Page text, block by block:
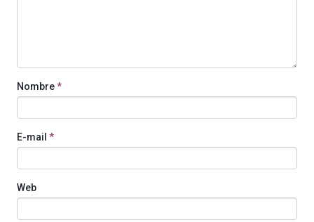
Nombre*
E-mail *
Web